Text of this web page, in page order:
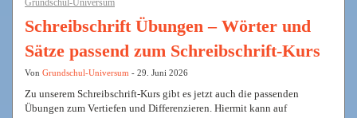
Grundschul-Universum
Schreibschrift Übungen – Wörter und
Sätze passend zum Schreibschrift-Kurs
Von Grundschul-Universum - 29. Juni 2026
Zu unserem Schreibschrift-Kurs gibt es jetzt auch die passenden
Übungen zum Vertiefen und Differenzieren. Hiermit kann auf